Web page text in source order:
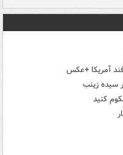
سیده زینب
کنید